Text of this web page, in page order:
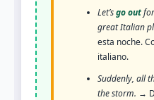
Let’sgo out
great Italian
esta noche.
italiano.
Suddenly, all
the storm. →